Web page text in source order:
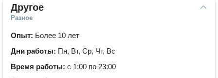
Другое
Разное
Опыт: Более 10 лет
Дни работы: Пн, Вт, Ср, Чт, Вс
Время работы: с 1:00 по 23:00